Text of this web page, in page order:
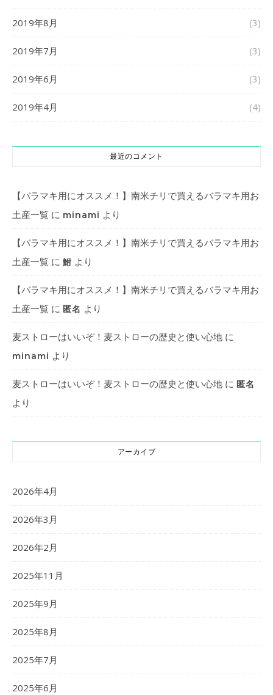
2019年8月 (3)
2019年7月 (3)
2019年6月 (3)
2019年4月 (4)
最近のコメント
【バラマキ用にオススメ！】南米チリで買えるバラマキ用お
土産一覧 に minami より
【バラマキ用にオススメ！】南米チリで買えるバラマキ用お
土産一覧 に 鮒 より
【バラマキ用にオススメ！】南米チリで買えるバラマキ用お
土産一覧 に 匿名 より
麦ストローはいいぞ！麦ストローの歴史と使い心地 に
minami より
麦ストローはいいぞ！麦ストローの歴史と使い心地 に 匿名
より
アーカイブ
2026年4月
2026年3月
2026年2月
2025年11月
2025年9月
2025年8月
2025年7月
2025年6月